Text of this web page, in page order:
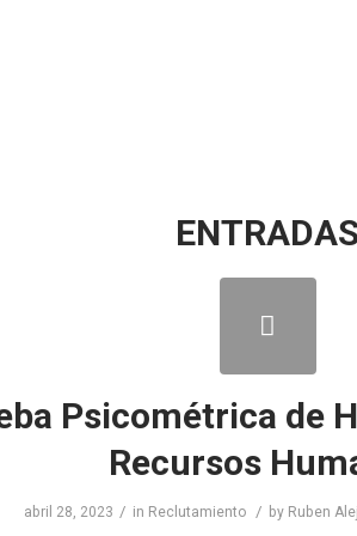
Psicométrica de
Recursos
abril 28, 2023 / in Reclutamiento / by Ruben